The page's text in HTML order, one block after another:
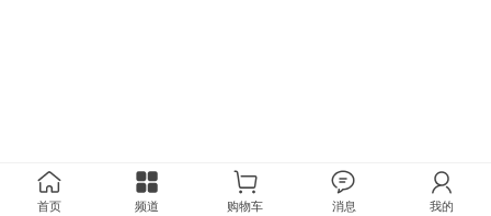
首页 频道 购物车 消息 我的